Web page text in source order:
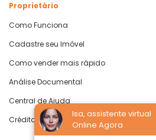
Isa, assistente virtual
Online Agora
Proprietário
Como Funciona
Cadastre seu Imóvel
Como vender mais rápido
Análise Documental
Central de Ajuda
Crédito com Garantia de Imóvel